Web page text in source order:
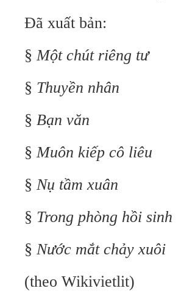
Đã xuất bản:
§Một chút riêng tư
§ Thuyền nhân
§ Bạn văn
§Muôn kiếp cô liêu
§ Nụ tầm xuân
§ Trong phòng hồi sinh
§ Nước mắt chảy xuôi
(theo Wikivietlit)